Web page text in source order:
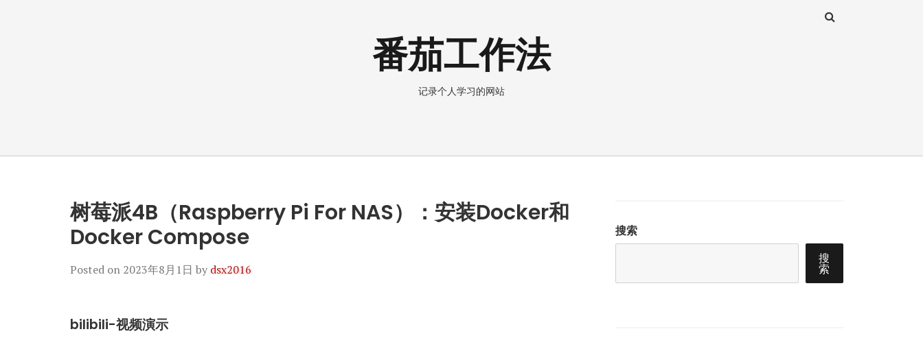
番茄工作法
记录个人学习的网站
树莓派4B（Raspberry Pi For NAS）：安装Docker和
Docker Compose
Posted on 2023年8月1日 by dsx2016
bilibili-视频演示
搜索
搜
索